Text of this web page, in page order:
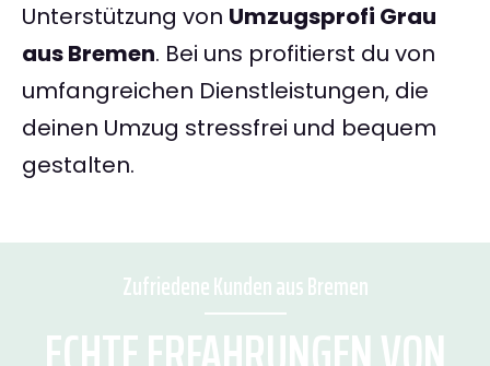
Unterstützung von Umzugsprofi Grau
aus Bremen. Bei uns profitierst du von
umfangreichen Dienstleistungen, die
deinen Umzug stressfrei und bequem
gestalten.
Zufriedene Kunden aus Bremen